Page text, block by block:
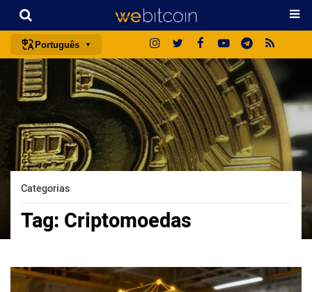
Português
português (BR)
english
español
français
italiano
日本語
中文
한국어
Categorias
Tag: Criptomoedas